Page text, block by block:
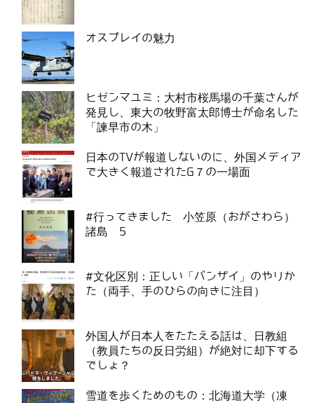
オスプレイの魅力
ヒゼンマユミ：大村市桜馬場の千葉さんが
発見し、東大の牧野富太郎博士が命名した
「諫早市の木」
日本のTVが報道しないのに、外国メディア
で大きく報道されたG７の一場面
#行ってきました 小笠原（おがさわら）
諸島 5
#文化区別：正しい「バンザイ」のやりか
た（両手、手のひらの向きに注目）
外国人が日本人をたたえる話は、日教組
（教員たちの反日労組）が絶対に却下する
でしょ？
雪道を歩くためのもの：北海道大学（凍